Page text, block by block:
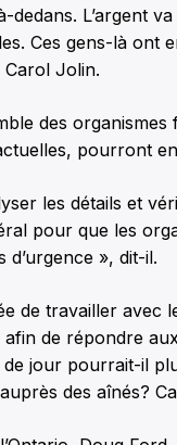
dedans. L’argent
Ces gens-là ont
Jolin.
des
pourront
les détails et
pour que les
d’urgence », dit-il.
de travailler avec
de répondre
jour pourrait-il
des aînés?